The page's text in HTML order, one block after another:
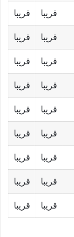
قريبا قريبا
قريبا قريبا
قريبا قريبا
قريبا قريبا
قريبا قريبا
قريبا قريبا
قريبا قريبا
قريبا قريبا
قريبا قريبا